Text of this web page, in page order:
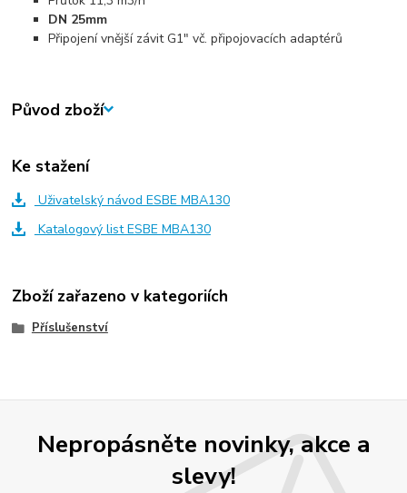
DN 25mm
Připojení vnější závit G1" vč. připojovacích adaptérů
Původ zboží
Ke stažení
Uživatelský návod ESBE MBA130
Katalogový list ESBE MBA130
Zboží zařazeno v kategoriích
Příslušenství
Nepropásněte novinky, akce a
slevy!